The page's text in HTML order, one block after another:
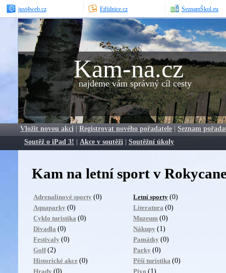
just4web.cz Etřídnice.cz SeznamŠkol.eu
Kam-na.cz
najdeme vám správný cíl cesty
Vložit novou akci | Registrovat nového pořadatele | Seznam
Soutěž o iPad 3! | Akce v soutěži | Soutěžní úkoly
Kam na letní sport v
Adrenalinové sporty (0)
Aquaparky (0)
Cyklo turistika (0)
Divadla (0)
Festivaly (0)
Golf (2)
Historické akce (0)
Hrady (0)
Letní sporty (0)
Literatura (0)
Muzeum (0)
Nákupy (1)
Památky (0)
Parky (0)
Pěší turistika (0)
Pivo (1)